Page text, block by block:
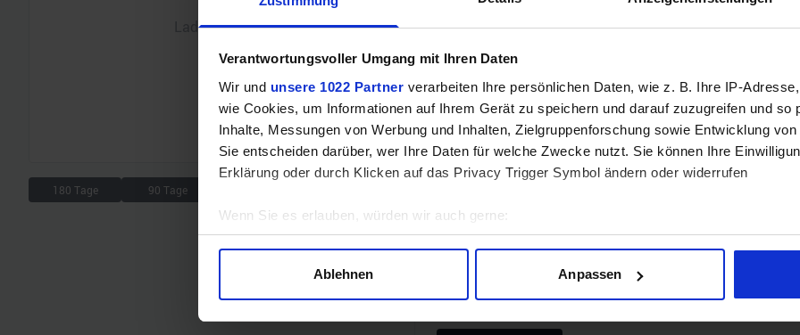
Verantwortungsvoller Umgang mit Ihren Daten
Wir und unsere 1022 Partner verarbeiten Ihre persönlichen Daten, wie z. B. Ihre IP-
wie Cookies, um Informationen auf Ihrem Gerät zu speichern und darauf zuzugreifen und so
Inhalte, Messungen von Werbung und Inhalten, Zielgruppenforschung sowie Entwicklung
Sie entscheiden darüber, wer Ihre Daten für welche Zwecke nutzt. Sie können Ihre
Erklärung oder durch Klicken auf das Privacy Trigger Symbol ändern oder widerrufen
Wenn Sie es erlauben, würden wir auch gerne:
Informationen über Ihre geografische Lage erfassen, welche bis auf einige Meter genau
Erfahren Sie mehr darüber, wie Ihre persönlichen Daten verarbeitet werden, und legen Sie
Ablehnen Anpassen
Lade Chart...
180 Tage 90 Tage
Hinweis: Unsere Links sind Affiliate Links. Wir erhalten beim Kauf
GEWINNSPIEL
Gewinne einen MSI Gaming PC mit RTX 5070
Bis zum 21. August hast du die Chance, bei unserem Gewinnspiel
gewinnen. Die Komponenten, den Zusammenbau, die Spiele-